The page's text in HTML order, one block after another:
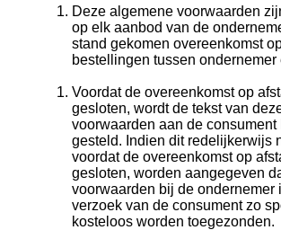
Deze algemene voorwaarden
op elk aanbod van de
stand gekomen overeenkomst
bestellingen tussen ondernemer
Voordat de overeenkomst op
gesloten, wordt de tekst van
voorwaarden aan de
gesteld. Indien dit redelijkerwijs
voordat de overeenkomst op
gesloten, worden aangegeven
voorwaarden bij de ondernemer
verzoek van de consument zo
kosteloos worden toegezonden.